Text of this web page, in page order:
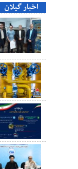
اخبار گیلان